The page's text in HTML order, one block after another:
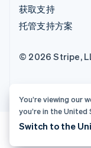
获取支持
托管支持方案
© 2026 Stripe,
You’re viewing our
you’re in the United
Switch to the